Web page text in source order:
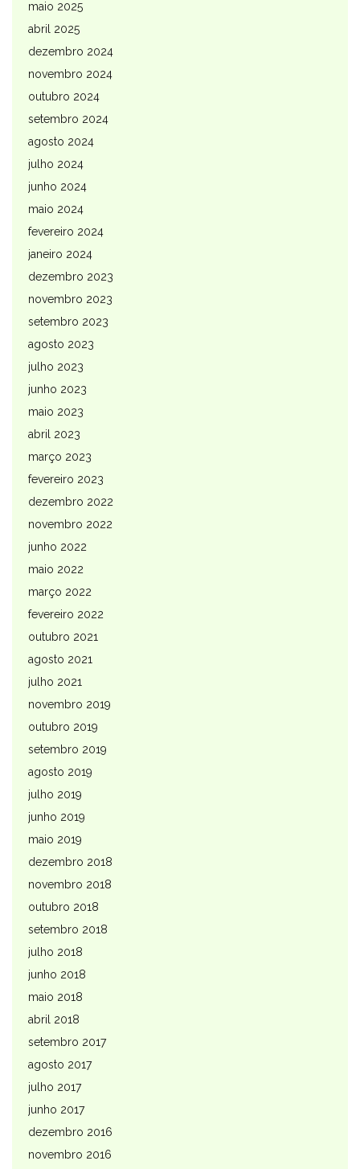
maio 2025
abril 2025
dezembro 2024
novembro 2024
outubro 2024
setembro 2024
agosto 2024
julho 2024
junho 2024
maio 2024
fevereiro 2024
janeiro 2024
dezembro 2023
novembro 2023
setembro 2023
agosto 2023
julho 2023
junho 2023
maio 2023
abril 2023
março 2023
fevereiro 2023
dezembro 2022
novembro 2022
junho 2022
maio 2022
março 2022
fevereiro 2022
outubro 2021
agosto 2021
julho 2021
novembro 2019
outubro 2019
setembro 2019
agosto 2019
julho 2019
junho 2019
maio 2019
dezembro 2018
novembro 2018
outubro 2018
setembro 2018
julho 2018
junho 2018
maio 2018
abril 2018
setembro 2017
agosto 2017
julho 2017
junho 2017
dezembro 2016
novembro 2016